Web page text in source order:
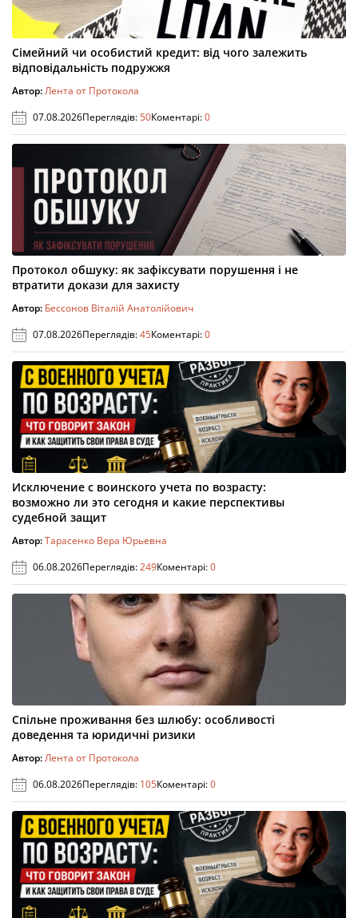
Сімейний чи особистий кредит: від чого залежить
відповідальність подружжя
Автор:Лента от Протокола
07.08.2026Переглядів:50Коментарі:0
Протокол обшуку: як зафіксувати порушення і не
втратити докази для захисту
Автор: Бессонов Віталій Анатолійович
07.08.2026Переглядів:45Коментарі:0
Исключение с воинского учета по возрасту:
возможно ли это сегодня и какие перспективы
судебной защит
Автор:Тарасенко Вера Юрьевна
06.08.2026Переглядів:249Коментарі:0
Спільне проживання без шлюбу: особливості
доведення та юридичні ризики
Автор:Лента от Протокола
06.08.2026Переглядів: 105Коментарі:0